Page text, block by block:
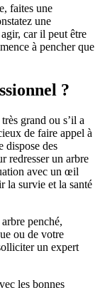
faites une
une
car il peut être
à pencher que
?
grand ou s’il a
de faire appel à
dispose des
redresser un arbre
avec un œil
la survie et la santé
penché,
ou de votre
un expert
les bonnes